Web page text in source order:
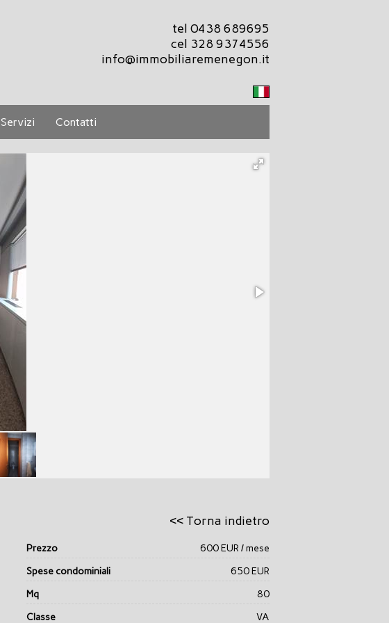
tel 0438 689695
cel 328 9374556
info@immobiliaremenegon.it
Servizi Contatti
<< Torna indietro
Prezzo
600 EUR / mese
Spese condominiali
650 EUR
Mq
80
Classe
VA